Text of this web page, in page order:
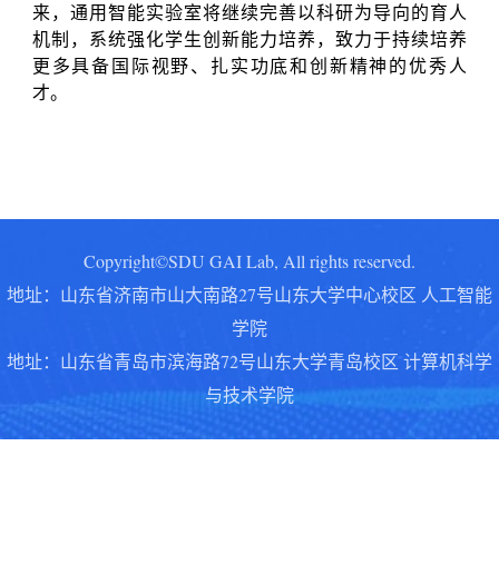
来，通用智能实验室将继续完善以科研为导向的育人
机制，系统强化学生创新能力培养，致力于持续培养
更多具备国际视野、扎实功底和创新精神的优秀人
才。
Copyright©SDU GAI Lab, All rights reserved.
地址：山东省济南市山大南路27号山东大学中心校区 人工智能
学院
地址： 山东省青岛市滨海路72号山东大学青岛校区 计算机科学
与技术学院